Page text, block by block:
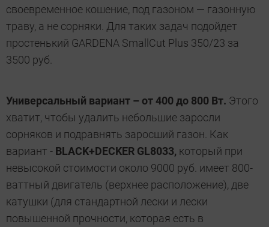
своевременное кошение, под газоном — газонную
траву, а не сорняки. Для таких задач подойдет
простенький GARDENA SmallCut Plus 350/23 за
3500 руб.
Универсальный вариант – от 400 до 800 Вт. Этого
хватит, чтобы удалить небольшие заросли
сорняков и подравнять заросший газон. Как
вариант - BLACK+DECKER GL8033, который при
невысокой стоимости около 9000 руб. имеет 800-
ваттный двигатель (верхнее расположение), две
катушки (для стандартной лески и лески
повышенной прочности, которая есть в